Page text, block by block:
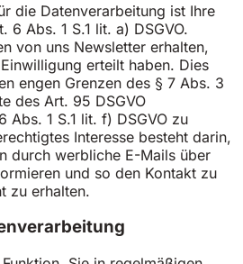
die Datenverarbeitung ist Ihre
6 Abs. 1 S.1 lit. a) DSGVO.
von uns Newsletter erhalten,
erteilt haben. Dies
engen Grenzen des § 7 Abs. 3
des Art. 95 DSGVO
1 S.1 lit. f) DSGVO zu
Interesse besteht darin,
durch werbliche E-Mails über
und so den Kontakt zu
zu erhalten.